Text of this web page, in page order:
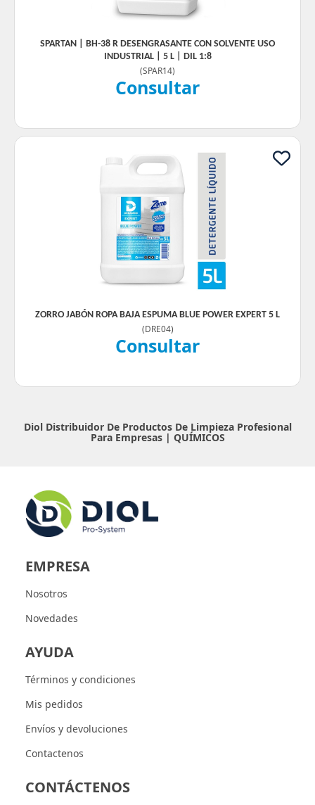
SPARTAN | BH-38 R DESENGRASANTE CON SOLVENTE USO
INDUSTRIAL | 5 L | DIL 1:8
(SPAR14)
Consultar
ZORRO JABÓN ROPA BAJA ESPUMA BLUE POWER EXPERT 5 L
(DRE04)
Consultar
Diol Distribuidor De Productos De Limpieza Profesional
Para Empresas | QUÍMICOS
EMPRESA
Nosotros
Novedades
AYUDA
Términos y condiciones
Mis pedidos
Envíos y devoluciones
Contactenos
CONTÁCTENOS